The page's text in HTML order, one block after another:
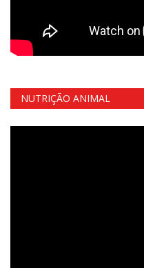
NUTRIÇÃO ANIMAL